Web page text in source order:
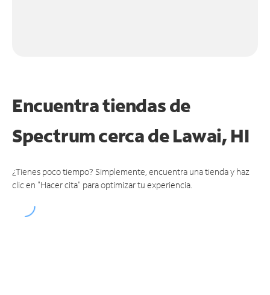
Encuentra tiendas de
Spectrum cerca deLawai, HI
¿Tienes poco tiempo? Simplemente, encuentra una tienda y haz
clic en "Hacer cita" para optimizar tu experiencia.